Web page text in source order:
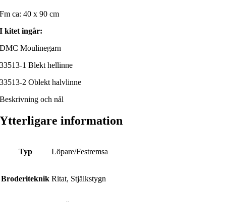
Fm ca: 40 x 90 cm
I kitet ingår:
DMC Moulinegarn
33513-1 Blekt hellinne
33513-2 Oblekt halvlinne
Beskrivning och nål
Ytterligare information
Typ Löpare/Festremsa
Broderiteknik Ritat, Stjälkstygn